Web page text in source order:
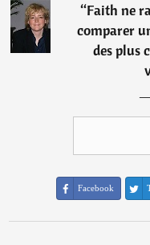
“Faith ne
comparer
des plus
Facebook